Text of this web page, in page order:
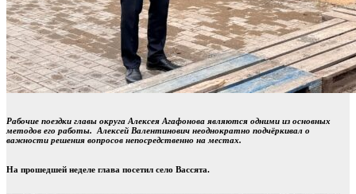
Рабочие поездки главы округа Алексея Агафонова являются одними из основных
методов его работы. Алексей Валентинович неоднократно подчёркивал о
важности решения вопросов непосредственно на местах.
На прошедшей неделе глава посетил село Вассята.